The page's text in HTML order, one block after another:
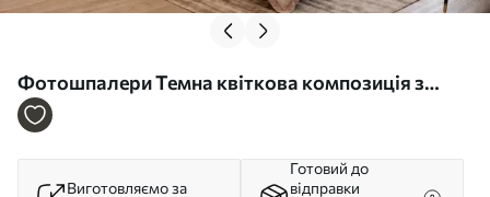
Фотошпалери Темна квіткова композиція з
великими квітами та листям w05533
Виготовляємо за
Готовий до
відправки